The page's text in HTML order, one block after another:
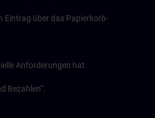
Eintrag über das Papierkorb-
Anforderungen hat.
Bezahlen“.